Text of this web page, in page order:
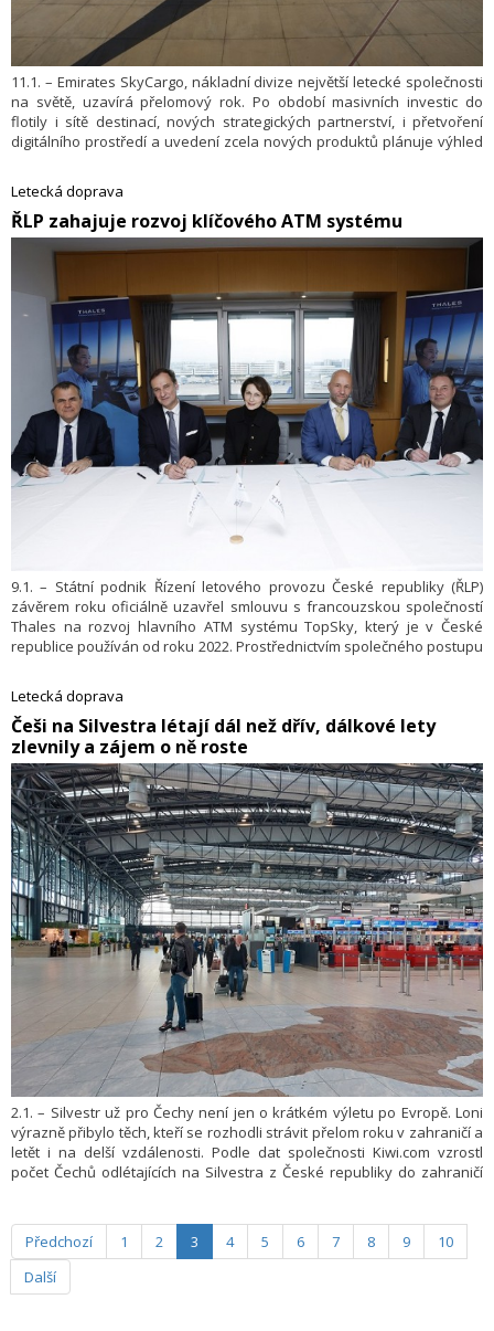
11.1. – Emirates SkyCargo, nákladní divize největší letecké společnosti
na světě, uzavírá přelomový rok. Po období masivních investic do
flotily i sítě destinací, nových strategických partnerství, i přetvoření
digitálního prostředí a uvedení zcela nových produktů plánuje výhled
Letecká doprava
​ŘLP zahajuje rozvoj klíčového ATM systému
9.1. – Státní podnik Řízení letového provozu České republiky (ŘLP)
závěrem roku oficiálně uzavřel smlouvu s francouzskou společností
Thales na rozvoj hlavního ATM systému TopSky, který je v České
republice používán od roku 2022. Prostřed­nictvím společného postupu
celoevropské ATM strategie a bude se podílet na utváření nového
konceptu systému řízení letového provozu v Evropě.
Letecká doprava
​Češi na Silvestra létají dál než dřív, dálkové lety
zlevnily a zájem o ně roste
2.1. – Silvestr už pro Čechy není jen o krátkém výletu po Evropě. Loni
výrazně přibylo těch, kteří se rozhodli strávit přelom roku v zahraničí a
letět i na delší vzdálenosti. Podle dat společnosti Kiwi.com vzrostl
počet Čechů odlétajících na Silvestra z České republiky do zahraničí
Předchozí 1 2 3 4 5 6 7 8 9
10
Další